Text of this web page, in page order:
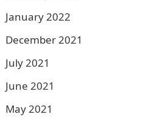
January 2022
December 2021
July 2021
June 2021
May 2021